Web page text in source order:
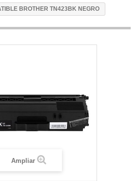
BROTHER TN423BK NEGRO
Ampliar